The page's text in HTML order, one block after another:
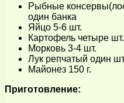
Рыбные
один банка
Яйцо 5-6 шт.
Картофель четыре шт.
Морковь 3-4 шт.
Лук репчатый один
Майонез 150 г.
Приготовление: